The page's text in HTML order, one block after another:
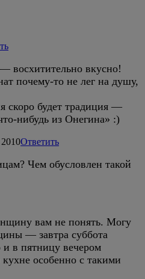
восхитительно вкусно!
почему-то не лег на душу,
скоро будет традиция —
нибудь из Онегина» :)
Ответить
Чем обусловлен такой
вам не понять. Могу
— завтра суббота
и в пятницу вечером
особенно с такими